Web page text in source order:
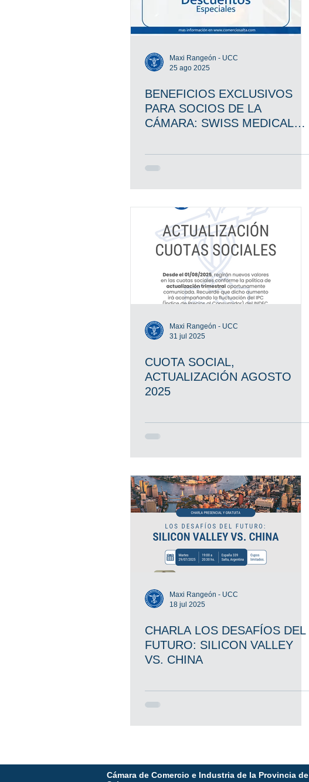
Maxi Rangeón - UCC
25 ago 2025
BENEFICIOS EXCLUSIVOS
PARA SOCIOS DE LA
CÁMARA: SWISS MEDICAL
Maxi Rangeón - UCC
31 jul 2025
CUOTA SOCIAL,
ACTUALIZACIÓN AGOSTO
2025
Maxi Rangeón - UCC
18 jul 2025
CHARLA LOS DESAFÍOS DEL
FUTURO: SILICON VALLEY
VS. CHINA
Cámara de Comercio e Industria de la Provincia de